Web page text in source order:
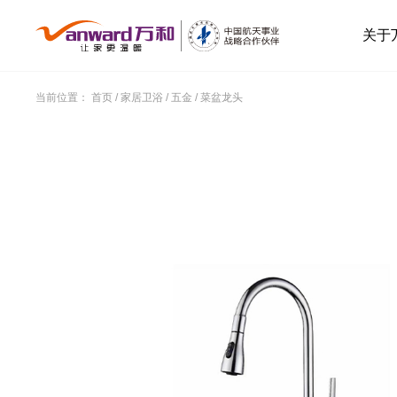
关于
当前位置：首页 /家居卫浴 / 五金 /菜盆龙头